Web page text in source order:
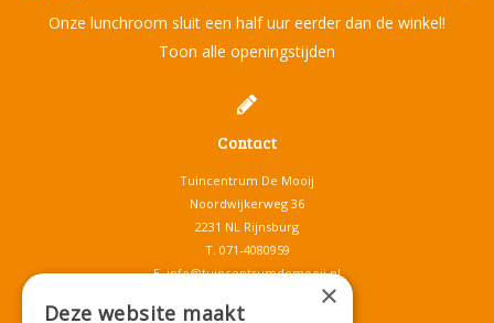
Onze lunchroom sluit een half uur eerder dan de winkel!
Toon alle openingstijden
Contact
Tuincentrum De Mooij
Noordwijkerweg 36
2231 NL Rijnsburg
T. 071-4080959
E.info@tuincentrumdemooij.nl
×
Deze website maakt